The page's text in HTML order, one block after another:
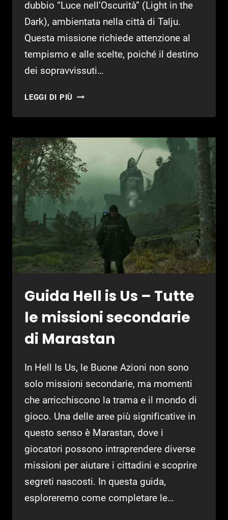
dubbio “Luce nell’Oscurità” (Light in the
Dark), ambientata nella città di Talju.
Questa missione richiede attenzione al
tempismo e alle scelte, poiché il destino
dei sopravvissuti…
LEGGI DI PIÙ GUIDA
–
UNA
LUCE
NELL’OSCURITÀ
(SOPRAVVISSUTI
E
RAZZI)
Guida Hell is Us – Tutte
le missioni secondarie
di Marastan
In Hell Is Us, le Buone Azioni non sono
solo missioni secondarie, ma momenti
che arricchiscono la trama e il mondo di
gioco. Una delle aree più significative in
questo senso è Marastan, dove i
giocatori possono intraprendere diverse
missioni per aiutare i cittadini e scoprire
segreti nascosti. In questa guida,
esploreremo come completare le…